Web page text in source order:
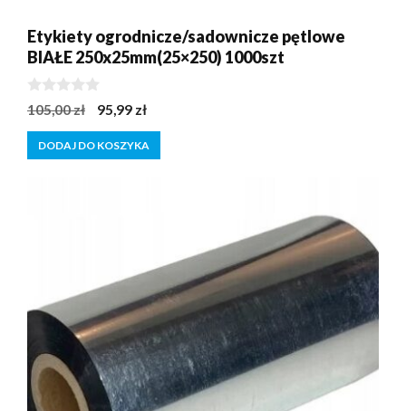
Etykiety ogrodnicze/sadownicze pętlowe
BIAŁE 250x25mm(25×250) 1000szt
0
z
5
105,00zł
Pierwotna
cena
wynosiła:
95,99 złAktualna
cena
wynosi:
DODAJ DO KOSZYKA